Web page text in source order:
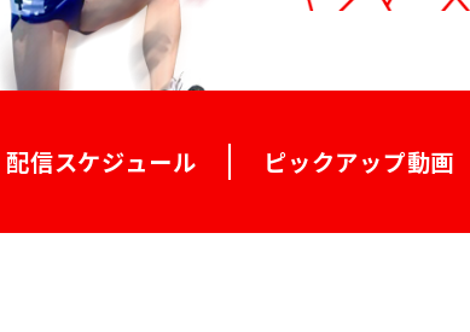
配信スケジュール ピックアップ動画